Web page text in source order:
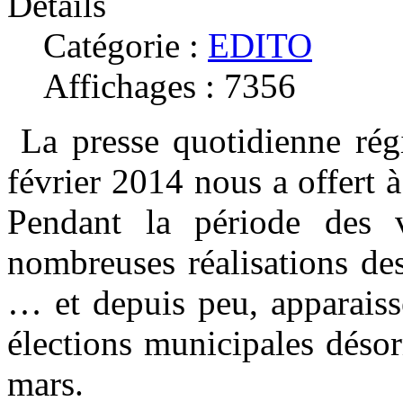
Catégorie : EDITO
Affichages : 7356
La presse quotidienne
février 2014 nous a offert
Pendant la période
nombreuses réalisations
… et depuis peu,
élections municipales
mars.